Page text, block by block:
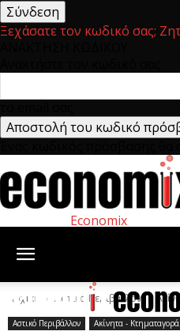
Ξεχάσατε τον κωδικό σας;
Economix
Αρχική Αστικό Περιβάλλον
Αστικό Περιβάλλον Ακίνητα - Κτηματαγορά